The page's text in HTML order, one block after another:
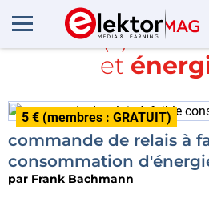
Article(s) avec
et
5 € (membres : GRATUIT)
commande de relais à
consommation
par Frank Bachmann